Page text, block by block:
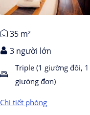
Chi tiết phòng
35 m²
3 người lớn
Triple (1 giường đôi, 1
giường đơn)
Chi tiết phòng